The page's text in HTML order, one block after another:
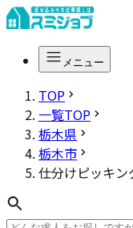
メニュー
TOP
一覧TOP
栃木県
栃木市
仕分けピッキン